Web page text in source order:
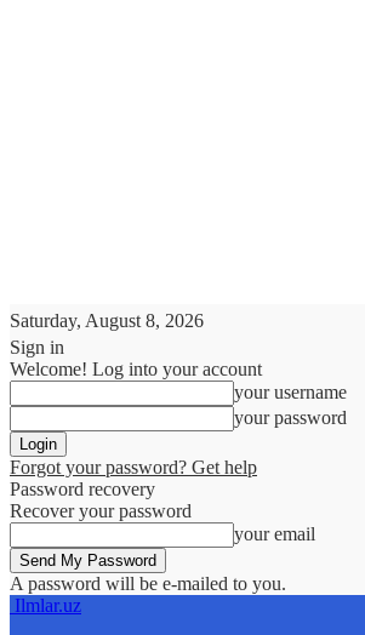
Saturday, August 8, 2026
Sign in
Welcome! Log into your account
your username
your password
Forgot your password? Get help
Password recovery
Recover your password
your email
A password will be e-mailed to you.
Ilmlar.uz